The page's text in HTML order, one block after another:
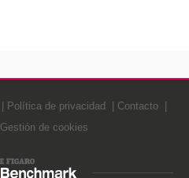
Política de privacidad
Contacto
Gestión de cookies